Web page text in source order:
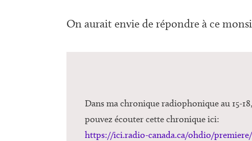
On aurait envie de répondre à ce
Dans ma chronique radiophonique au 15-
pouvez écouter cette chronique ici:
https://ici.radio-canada.ca/ohdio/premiere/